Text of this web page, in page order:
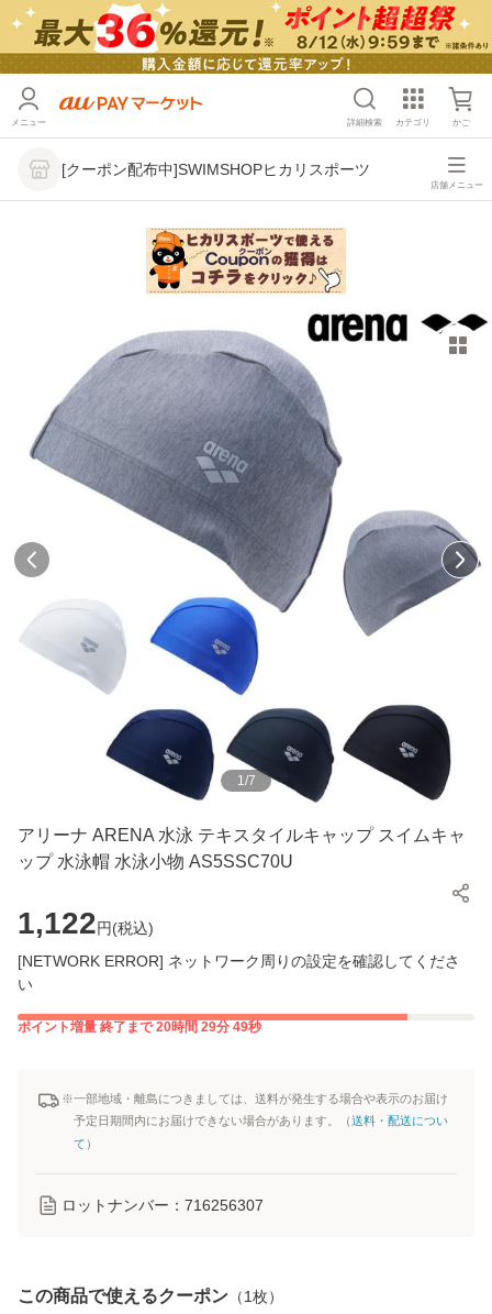
メニュー 詳細検索 カテゴリ かご
[クーポン配布中]SWIMSHOPヒカリスポーツ
店舗メニュー
1/7
アリーナ ARENA 水泳 テキスタイルキャップ スイムキャ
ップ 水泳帽 水泳小物 AS5SSC70U
1,122円(税込)
[NETWORK ERROR] ネットワーク周りの設定を確認してくださ
い
ポイント増量 終了まで 20時間 29分 49秒
※一部地域・離島につきましては、送料が発生する場合や表示のお届け
予定日期間内にお届けできない場合があります。（送料・配送につい
て ）
ロットナンバー： 716256307
この商品で使えるクーポン （1枚）